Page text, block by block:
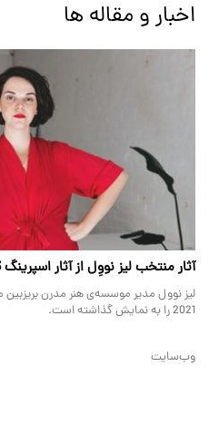
اخبار و مقاله ها
آثار منتخب لیز نووِل از آثار اسپرینگ 1883 | 2021
2021 را به نمایش گذاشته است.
وب‌سایت